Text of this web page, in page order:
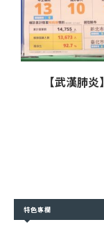
【武漢肺
特色專欄